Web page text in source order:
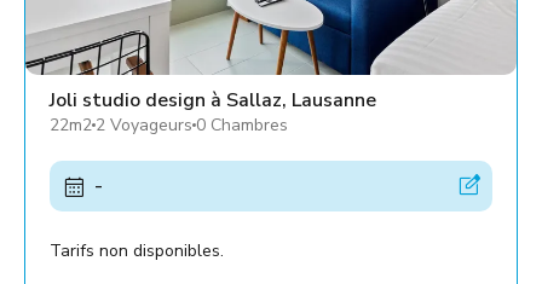
Joli studio design à Sallaz, Lausanne
22m2 2 Voyageurs 0 Chambres
-
Tarifs non disponibles.